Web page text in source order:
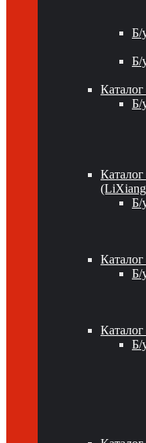
Б/
Б/
Б/
Б/
Б/
Б/